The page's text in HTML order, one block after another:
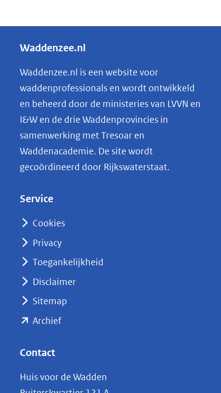
e
e
n
o
p
k
e
nieuw
naar
Waddenzee.nl
Waddenzee.nl is een website voor
waddenprofessionals en wordt ontwikkeld
en beheerd door de ministeries van LVVN en
I&W en de drie Waddenprovincies in
samenwerking met Tresoar en
Waddenacademie. De site wordt
gecoördineerd door Rijkswaterstaat.
Service
Cookies
Privacy
Toegankelijkheid
Disclaimer
Sitemap
Archief(opent
(verwijst
Contact
Huis voor de Wadden